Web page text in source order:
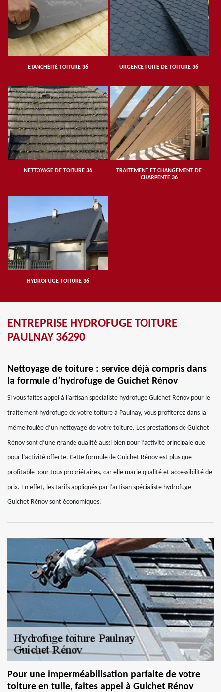
ETANCHÉITÉ TOITURE 36 URGENCE FUITE DE TOITURE 36
NETTOYAGE DE TOITURE 36
TRAITEMENT ET CHANGEMENT DE
CHARPENTE 36
HYDROFUGE TOITURE 36
ENTREPRISE HYDROFUGE TOITURE
PAULNAY 36290
Nettoyage de toiture : service déjà compris dans
la formule d’hydrofuge de Guichet Rénov
Si vous faites appel à l’artisan spécialiste hydrofuge Guichet Rénov pour le
traitement hydrofuge de votre toiture à Paulnay, vous profiterez dans la
même foulée d’un nettoyage de votre toiture. Les prestations de Guichet
Rénov sont d’une grande qualité aussi bien pour l’activité principale que
pour l’activité offerte. Cette formule de Guichet Rénov est plus que
profitable pour tous propriétaires, car elle marie qualité et accessibilité de
prix. En effet, les tarifs appliqués par l’artisan spécialiste hydrofuge
Guichet Rénov sont économiques.
Pour une imperméabilisation parfaite de votre
toiture en tuile, faites appel à Guichet Rénov